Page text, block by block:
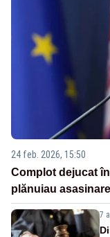
24 feb. 2026, 15:50
Complot dejucat
plănuiau
7